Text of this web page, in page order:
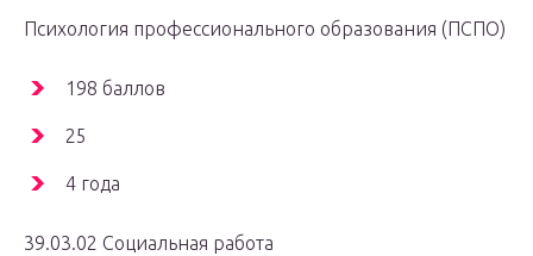
Психология профессионального образования (ПСПО)
198 баллов
25
4 года
39.03.02 Социальная работа